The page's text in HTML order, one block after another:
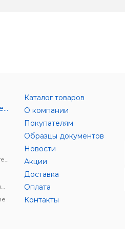
Аксессуары цифровой техники
Каталог товаров
О компании
Покупателям
Образцы документов
Новости
Акции
Доставка
Оплата
Контакты